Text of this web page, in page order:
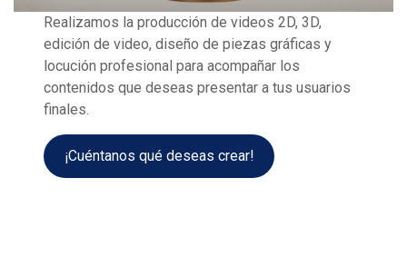
Realizamos la producción de videos 2D, 3D,
edición de video, diseño de piezas gráficas y
locución profesional para acompañar los
contenidos que deseas presentar a tus usuarios
finales.
¡Cuéntanos qué deseas crear!